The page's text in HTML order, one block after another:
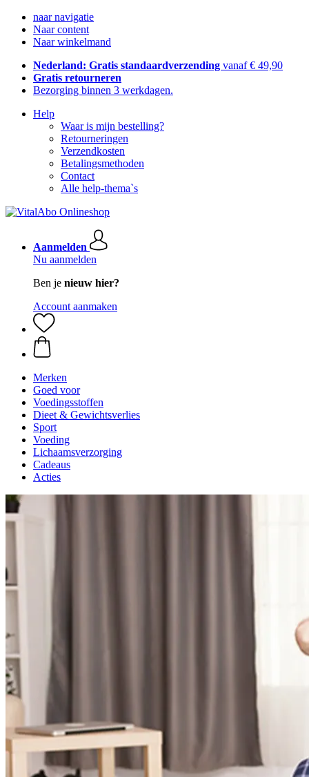
naar navigatie
Naar content
Naar winkelmand
Nederland: Gratis standaardverzending vanaf € 49,90
Gratis retourneren
Bezorging binnen 3 werkdagen.
Help
Waar is mijn bestelling?
Retourneringen
Verzendkosten
Betalingsmethoden
Contact
Alle help-thema`s
Aanmelden
Nu aanmelden
Ben je nieuw hier?
Account aanmaken
Merken
Goed voor
Voedingsstoffen
Dieet & Gewichtsverlies
Sport
Voeding
Lichaamsverzorging
Cadeaus
Acties